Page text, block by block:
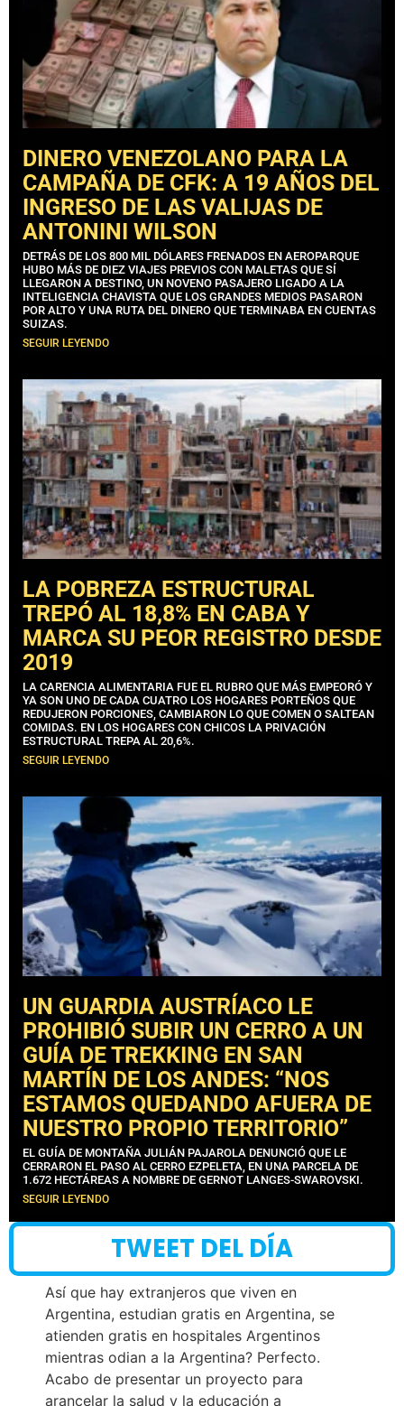
DINERO VENEZOLANO PARA LA
CAMPAÑA DE CFK: A 19 AÑOS DEL
INGRESO DE LAS VALIJAS DE
ANTONINI WILSON
DETRÁS DE LOS 800 MIL DÓLARES FRENADOS EN AEROPARQUE
HUBO MÁS DE DIEZ VIAJES PREVIOS CON MALETAS QUE SÍ
LLEGARON A DESTINO, UN NOVENO PASAJERO LIGADO A LA
INTELIGENCIA CHAVISTA QUE LOS GRANDES MEDIOS PASARON
POR ALTO Y UNA RUTA DEL DINERO QUE TERMINABA EN CUENTAS
SUIZAS.
SEGUIR LEYENDO
LA POBREZA ESTRUCTURAL
TREPÓ AL 18,8% EN CABA Y
MARCA SU PEOR REGISTRO DESDE
2019
LA CARENCIA ALIMENTARIA FUE EL RUBRO QUE MÁS EMPEORÓ Y
YA SON UNO DE CADA CUATRO LOS HOGARES PORTEÑOS QUE
REDUJERON PORCIONES, CAMBIARON LO QUE COMEN O SALTEAN
COMIDAS. EN LOS HOGARES CON CHICOS LA PRIVACIÓN
ESTRUCTURAL TREPA AL 20,6%.
SEGUIR LEYENDO
UN GUARDIA AUSTRÍACO LE
PROHIBIÓ SUBIR UN CERRO A UN
GUÍA DE TREKKING EN SAN
MARTÍN DE LOS ANDES: “NOS
ESTAMOS QUEDANDO AFUERA DE
NUESTRO PROPIO TERRITORIO”
EL GUÍA DE MONTAÑA JULIÁN PAJAROLA DENUNCIÓ QUE LE
CERRARON EL PASO AL CERRO EZPELETA, EN UNA PARCELA DE
1.672 HECTÁREAS A NOMBRE DE GERNOT LANGES-SWAROVSKI.
SEGUIR LEYENDO
TWEET DEL DÍA
Así que hay extranjeros que viven en
Argentina, estudian gratis en Argentina, se
atienden gratis en hospitales Argentinos
mientras odian a la Argentina? Perfecto.
Acabo de presentar un proyecto para
arancelar la salud y la educación a